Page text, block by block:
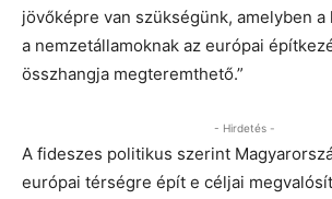
jövőképre van szükségünk, amelyben
a nemzetállamoknak az európai
összhangja megteremthető.”
- Hirdetés -
A fideszes politikus szerint
európai térségre épít e céljai